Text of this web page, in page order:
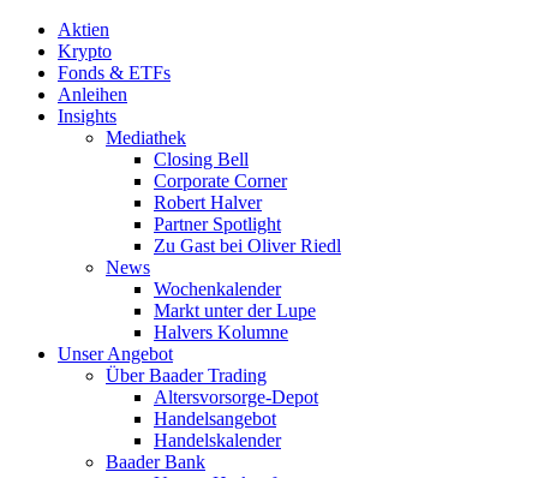
Aktien
Krypto
Fonds & ETFs
Anleihen
Insights
Mediathek
Closing Bell
Corporate Corner
Robert Halver
Partner Spotlight
Zu Gast bei Oliver Riedl
News
Wochenkalender
Markt unter der Lupe
Halvers Kolumne
Unser Angebot
Über Baader Trading
Altersvorsorge-Depot
Handelsangebot
Handelskalender
Baader Bank